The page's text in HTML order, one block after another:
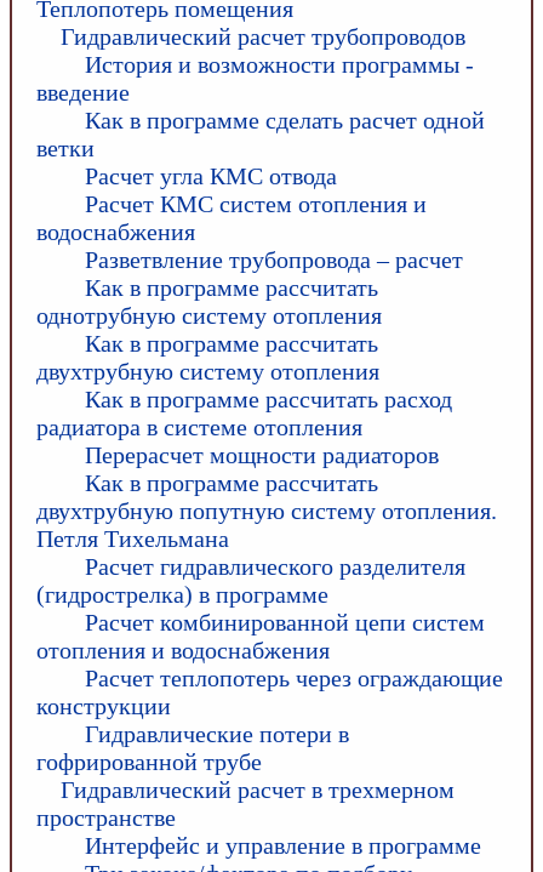
Теплопотерь помещения
Гидравлический расчет трубопроводов
История и возможности программы -
введение
Как в программе сделать расчет одной
ветки
Расчет угла КМС отвода
Расчет КМС систем отопления и
водоснабжения
Разветвление трубопровода – расчет
Как в программе рассчитать
однотрубную систему отопления
Как в программе рассчитать
двухтрубную систему отопления
Как в программе рассчитать расход
радиатора в системе отопления
Перерасчет мощности радиаторов
Как в программе рассчитать
двухтрубную попутную систему отопления.
Петля Тихельмана
Расчет гидравлического разделителя
(гидрострелка) в программе
Расчет комбинированной цепи систем
отопления и водоснабжения
Расчет теплопотерь через ограждающие
конструкции
Гидравлические потери в
гофрированной трубе
Гидравлический расчет в трехмерном
пространстве
Интерфейс и управление в программе